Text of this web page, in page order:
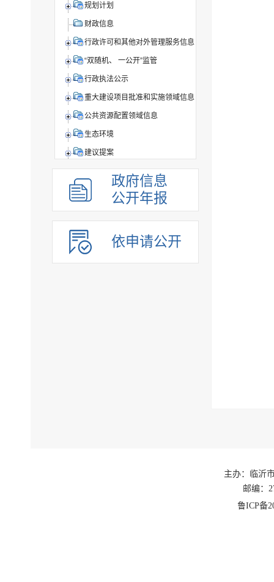
规划计划
财政信息
行政许可和其他对外管理服务信息
“双随机、 一公开”监管
行政执法公示
重大建设项目批准和实施领域信息
公共资源配置领域信息
生态环境
建议提案
组织管理
应急管理
重点领域
法制政府建设工作年报
政府信息
公开年报
依申请公开
主办：临沂
邮编：
鲁ICP备